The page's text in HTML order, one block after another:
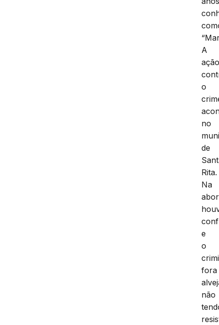
A
o
no
de
Rita.
Na
e
o
fora
não